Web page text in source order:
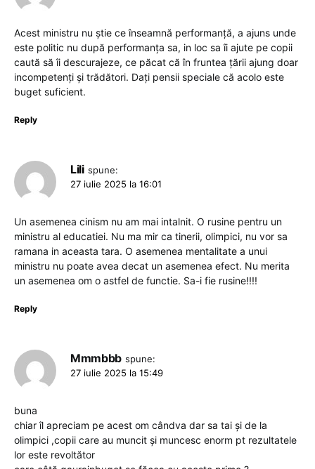
Acest ministru nu știe ce înseamnă performanță, a ajuns unde
este politic nu după performanța sa, in loc sa îi ajute pe copii
caută să îi descurajeze, ce păcat că în fruntea țării ajung doar
incompetenți și trădători. Dați pensii speciale că acolo este
buget suficient.
Reply
Lili spune:
27 iulie 2025 la 16:01
Un asemenea cinism nu am mai intalnit. O rusine pentru un
ministru al educatiei. Nu ma mir ca tinerii, olimpici, nu vor sa
ramana in aceasta tara. O asemenea mentalitate a unui
ministru nu poate avea decat un asemenea efect. Nu merita
un asemenea om o astfel de functie. Sa-i fie rusine!!!!
Reply
Mmmbbb spune:
27 iulie 2025 la 15:49
buna
chiar îl apreciam pe acest om cândva dar sa tai și de la
olimpici ,copii care au muncit și muncesc enorm pt rezultatele
lor este revoltător